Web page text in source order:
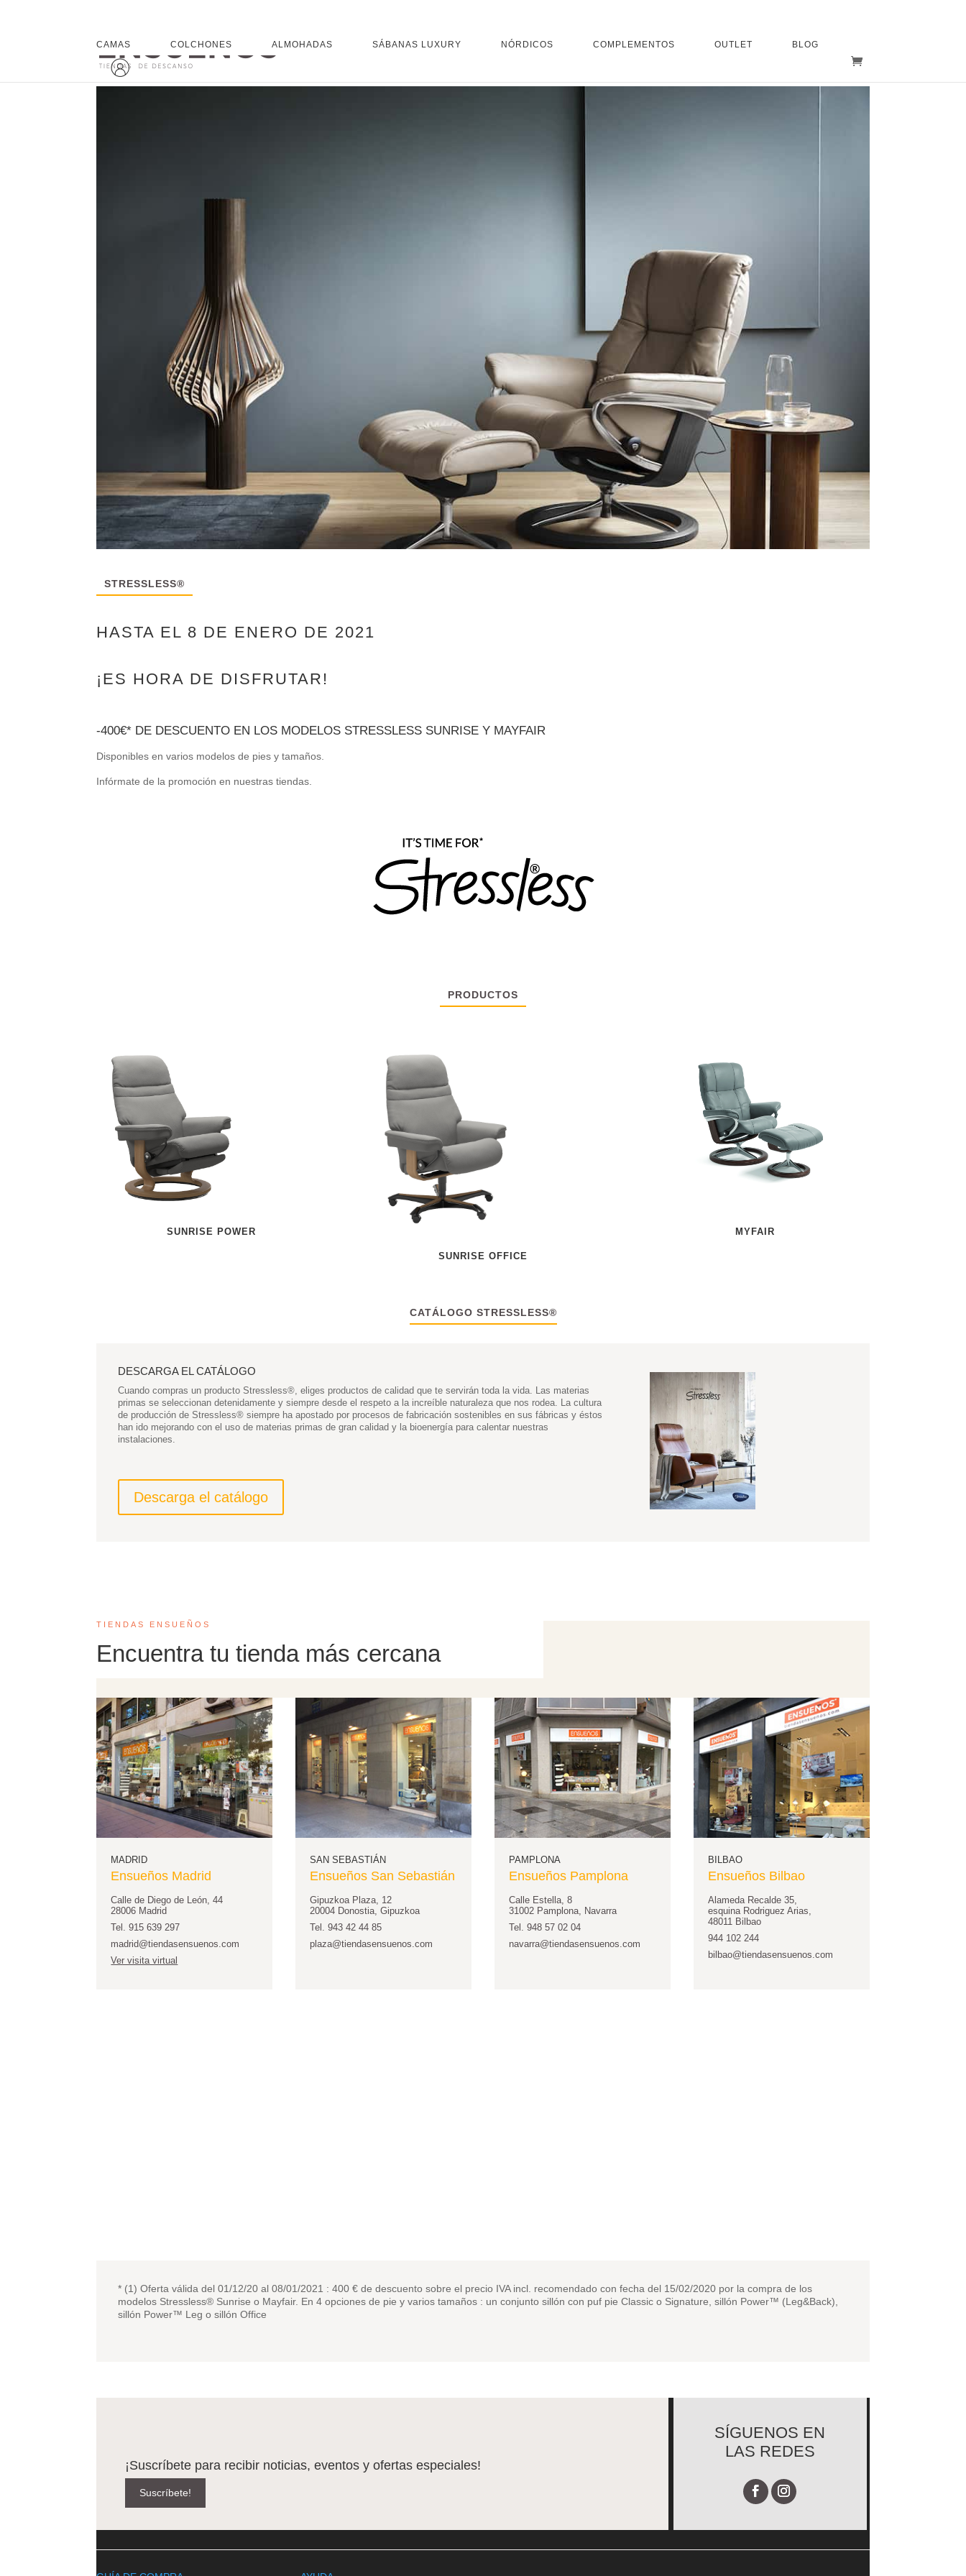
CAMAS COLCHONES ALMOHADAS SÁBANAS LUXURY NÓRDICOS COMPLEMENTOS OUTLET BLOG
STRESSLESS®
HASTA EL 8 DE ENERO DE 2021
¡ES HORA DE DISFRUTAR!
-400€* DE DESCUENTO EN LOS MODELOS STRESSLESS SUNRISE Y MAYFAIR
Disponibles en varios modelos de pies y tamaños.
Infórmate de la promoción en nuestras tiendas.
PRODUCTOS
SUNRISE POWER
SUNRISE OFFICE
MYFAIR
CATÁLOGO STRESSLESS®
DESCARGA EL CATÁLOGO
Cuando compras un producto Stressless®, eliges productos de calidad que te servirán toda la vida. Las materias
primas se seleccionan detenidamente y siempre desde el respeto a la increíble naturaleza que nos rodea. La cultura
de producción deStressless®siempre ha apostado por procesos de fabricación sostenibles en sus fábricas y éstos
han ido mejorando con el uso de materias primas de gran calidad y la bioenergía para calentar nuestras
instalaciones.
Descarga el catálogo
TIENDAS ENSUEÑOS
Encuentra tu tienda más cercana
MADRID
Ensueños Madrid
Calle de Diego de León, 44
28006 Madrid
Tel. 915 639 297
madrid@tiendasensuenos.com
Ver visita virtual
SAN SEBASTIÁN
Ensueños San Sebastián
Gipuzkoa Plaza, 12
20004 Donostia, Gipuzkoa
Tel. 943 42 44 85
plaza@tiendasensuenos.com
PAMPLONA
Ensueños Pamplona
Calle Estella, 8
31002 Pamplona, Navarra
Tel. 948 57 02 04
navarra@tiendasensuenos.com
BILBAO
Ensueños Bilbao
Alameda Recalde 35,
esquina Rodriguez Arias,
48011 Bilbao
944 102 244
bilbao@tiendasensuenos.com
* (1) Oferta válida del 01/12/20 al 08/01/2021 : 400 € de descuento sobre el precio IVA incl. recomendado con fecha del 15/02/2020 por la compra de los
modelos Stressless® Sunrise o Mayfair. En 4 opciones de pie y varios tamaños : un conjunto sillón con puf pie Classic o Signature, sillón Power™ (Leg&Back),
sillón Power™ Leg o sillón Office
¡Suscríbete para recibir noticias, eventos y ofertas especiales!
Suscríbete!
SÍGUENOS EN
LAS REDES